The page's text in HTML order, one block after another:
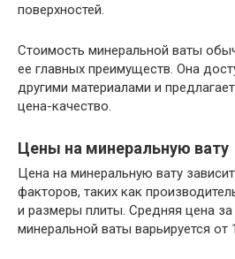
поверхностей.
Стоимость минеральной ваты
ее главных преимуществ. Она
другими материалами и
цена-качество.
Цены на минеральную вату
Цена на минеральную вату
факторов, таких как
и размеры плиты. Средняя цена
минеральной ваты варьируется от